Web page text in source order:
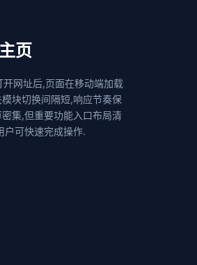
页
网址后,页面在移动端加载
块切换间隔短,响应节奏保
集,但重要功能入口布局清
户可快速完成操作.